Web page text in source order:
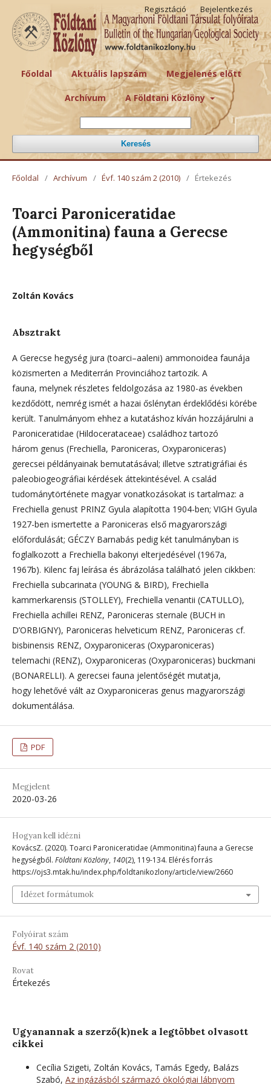
Főoldal Aktuális lapszám Megjelenés előtt
Archívum A Földtani Közlöny
Keresés
Regisztáció Bejelentkezés
Főoldal / Archívum / Évf. 140 szám 2 (2010) / Értekezés
Toarci Paroniceratidae
(Ammonitina) fauna a Gerecse
hegységből
Zoltán Kovács
Absztrakt
A Gerecse hegység jura (toarci–aaleni) ammonoidea faunája
közismerten a Mediterrán Provinciához tartozik. A
fauna, melynek részletes feldolgozása az 1980-as években
kezdődött, nemrég ismét a hazai őslénytan érdeklődési körébe
került. Tanulmányom ehhez a kutatáshoz kíván hozzájárulni a
Paroniceratidae (Hildocerataceae) családhoz tartozó
három genus (Frechiella, Paroniceras, Oxyparoniceras)
gerecsei példányainak bemutatásával; illetve sztratigráfiai és
paleobiogeográfiai kérdések áttekintésével. A család
tudománytörténete magyar vonatkozásokat is tartalmaz: a
Frechiella genust PRINZ Gyula alapította 1904-ben; VIGH Gyula
1927-ben ismertette a Paroniceras első magyarországi
előfordulását; GÉCZY Barnabás pedig két tanulmányban is
foglalkozott a Frechiella bakonyi elterjedésével (1967a,
1967b). Kilenc faj leírása és ábrázolása található jelen cikkben:
Frechiella subcarinata (YOUNG & BIRD), Frechiella
kammerkarensis (STOLLEY), Frechiella venantii (CATULLO),
Frechiella achillei RENZ, Paroniceras sternale (BUCH in
D’ORBIGNY), Paroniceras helveticum RENZ, Paroniceras cf.
bisbinensis RENZ, Oxyparoniceras (Oxyparoniceras)
telemachi (RENZ), Oxyparoniceras (Oxyparoniceras) buckmani
(BONARELLI). A gerecsei fauna jelentőségét mutatja,
hogy lehetővé vált az Oxyparoniceras genus magyarországi
dokumentálása.
PDF
Megjelent
2020-03-26
Hogyan kell idézni
KovácsZ. (2020). Toarci Paroniceratidae (Ammonitina) fauna a Gerecse
hegységből. Földtani Közlöny, 140(2), 119-134. Elérés forrás
https://ojs3.mtak.hu/index.php/foldtanikozlony/article/view/2660
Idézet formátumok
Folyóirat szám
Évf. 140 szám 2 (2010)
Rovat
Értekezés
Ugyanannak a szerző(k)nek a legtöbbet olvasott
cikkei
Cecília Szigeti, Zoltán Kovács, Tamás Egedy, Balázs
Szabó, Az ingázásból származó ökológiai lábnyom